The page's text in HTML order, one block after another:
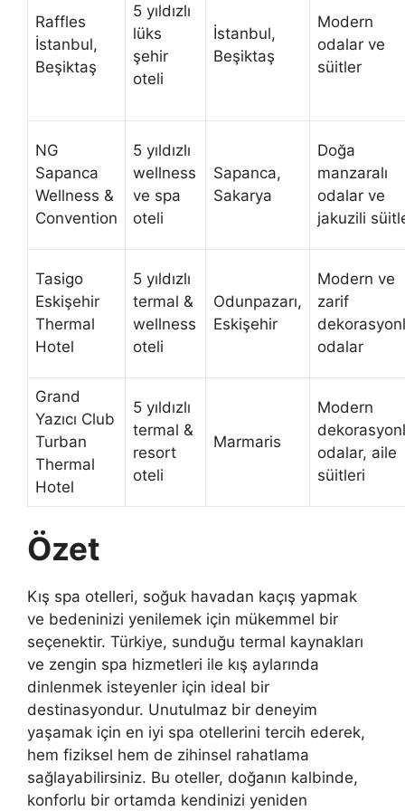
Raffles
İstanbul,
Beşiktaş
5 yıldızlı
lüks
şehir
oteli
İstanbul,
Beşiktaş
Modern
odalar ve
süitler
NG
Sapanca
Wellness &
Convention
5 yıldızlı
wellness
ve spa
oteli
Sapanca,
Sakarya
Doğa
manzaralı
odalar ve
jakuzili
Tasigo
Eskişehir
Thermal
Hotel
5 yıldızlı
termal &
wellness
oteli
Odunpazarı,
Eskişehir
Modern ve
zarif
odalar
Grand
Yazıcı Club
Turban
Thermal
Hotel
5 yıldızlı
termal &
resort
oteli
Marmaris
Modern
odalar, aile
süitleri
Özet
Kış spa otelleri, soğuk havadan kaçış yapmak
ve bedeninizi yenilemek için mükemmel bir
seçenektir. Türkiye, sunduğu termal kaynakları
ve zengin spa hizmetleri ile kış aylarında
dinlenmek isteyenler için ideal bir
destinasyondur. Unutulmaz bir deneyim
yaşamak için en iyi spa otellerini tercih ederek,
hem fiziksel hem de zihinsel rahatlama
sağlayabilirsiniz. Bu oteller, doğanın kalbinde,
konforlu bir ortamda kendinizi yeniden